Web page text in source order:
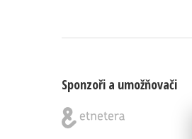
Sponzoři a umožňovači